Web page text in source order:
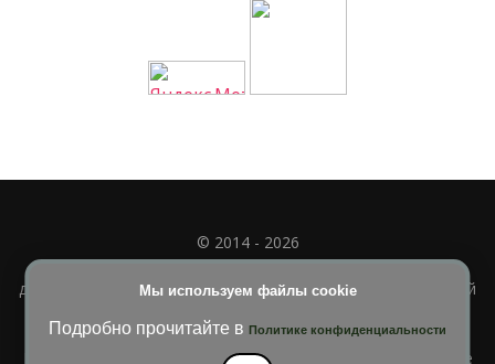
Мы используем файлы cookie
Подробно прочитайте в Политике конфиденциальности
© 2014 - 2026
Полное или частичное использование материала
допускается только при наличии активной и индексируемой
Blossom Diva | РазработанаТемы Blossom . На платформе